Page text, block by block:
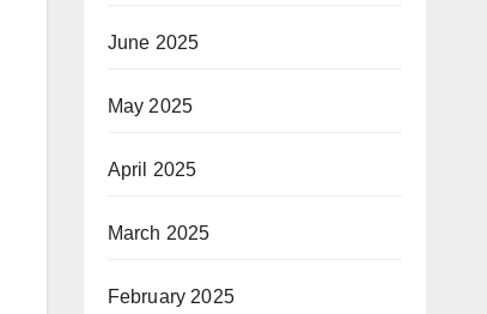
June 2025
May 2025
April 2025
March 2025
February 2025